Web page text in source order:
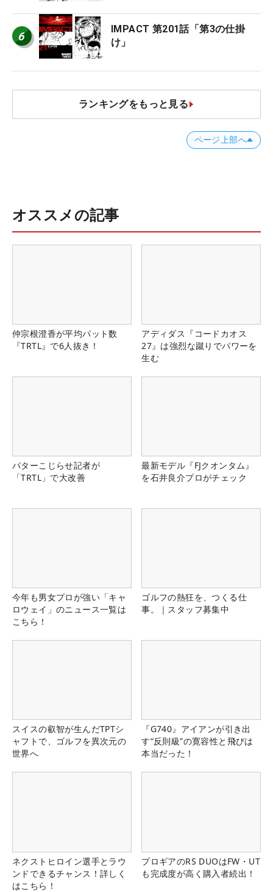
6
IMPACT 第201話「第3の仕掛
け」
ランキングをもっと見る
ページ上部へ
オススメの記事
仲宗根澄香が平均パット数
『TRTL』で6人抜き！
アディダス『コードカオス
27』は強烈な蹴りでパワーを
生む
パターこじらせ記者が
「TRTL」で大改善
最新モデル『FJクオンタム』
を石井良介プロがチェック
今年も男女プロが強い「キャ
ロウェイ」のニュース一覧は
こちら！
ゴルフの熱狂を、つくる仕
事。｜スタッフ募集中
スイスの叡智が生んだTPTシ
ャフトで、ゴルフを異次元の
世界へ
『G740』アイアンが引き出
す“反則級”の寛容性と飛びは
本当だった！
ネクストヒロイン選手とラウ
ンドできるチャンス！詳しく
はこちら！
プロギアのRS DUOはFW・UT
も完成度が高く購入者続出！